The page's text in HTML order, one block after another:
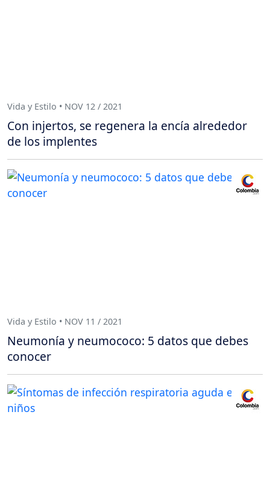
Vida y Estilo • NOV 12 / 2021
Con injertos, se regenera la encía alrededor
de los implentes
Vida y Estilo • NOV 11 / 2021
Neumonía y neumococo: 5 datos que debes
conocer